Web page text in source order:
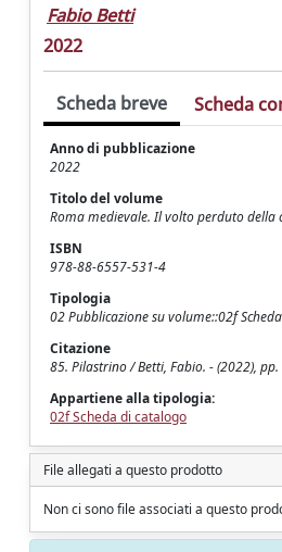
Fabio Betti
2022
Scheda breve Scheda
Anno di pubblicazione
2022
Titolo del volume
Roma medievale. Il volto perduto della
ISBN
978-88-6557-531-4
Tipologia
02 Pubblicazione su volume::02f
Citazione
85. Pilastrino / Betti, Fabio. - (2022),
Appartiene alla tipologia:
02f Scheda di catalogo
File allegati a questo prodotto
Non ci sono file associati a questo